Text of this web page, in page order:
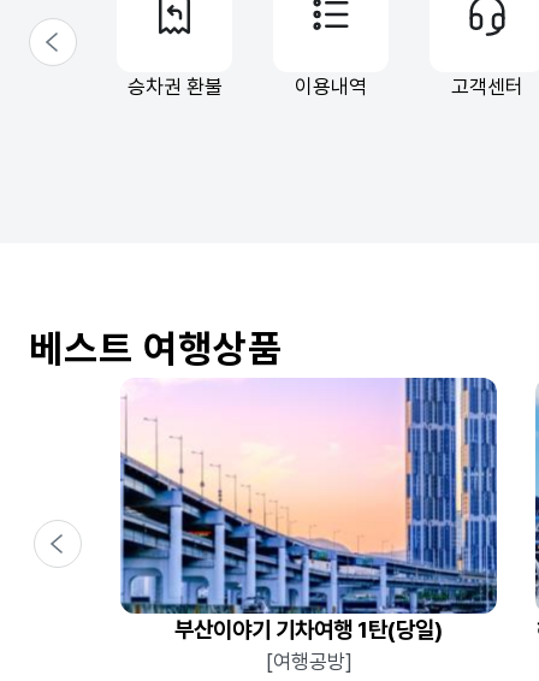
승차권 환불 이용내역 고객센터
이전
베스트 여행상품
부산이야기 기차여행 1탄(당일)
[여행공방]
이전